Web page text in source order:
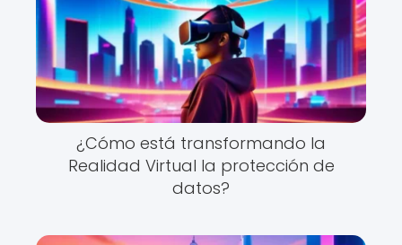
¿Cómo está transformando la
Realidad Virtual la protección de
datos?